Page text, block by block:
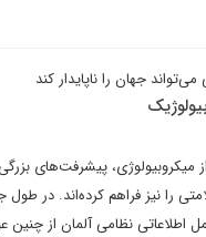
جهان را ناپایدار کند
از میکروبیولوژی، پیشرفت‌های
را نیز فراهم کرده‌اند. در
اطلاعاتی نظامی آلمان از